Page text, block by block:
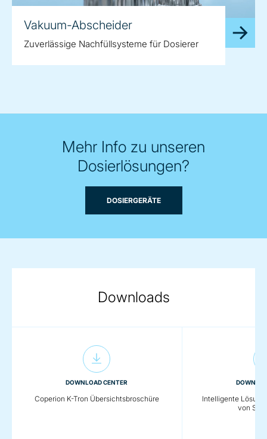
Vakuum-Abscheider
Zuverlässige Nachfüllsysteme für Dosierer
Mehr Info zu unseren
Dosierlösungen?
DOSIERGERÄTE
Downloads
DOWNLOAD CENTER
Coperion K-Tron Übersichtsbroschüre
Intelligente
von